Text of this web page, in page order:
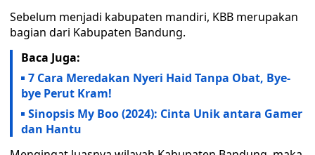
Sebelum menjadi kabupaten mandiri, KBB merupakan
bagian dari Kabupaten Bandung.
Baca Juga:
7 Cara Meredakan Nyeri Haid Tanpa Obat, Bye-
bye Perut Kram!
Sinopsis My Boo (2024): Cinta Unik antara Gamer
dan Hantu